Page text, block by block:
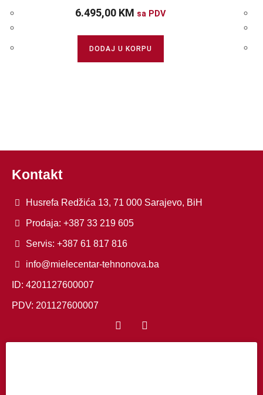
6.495,00 KM sa PDV
DODAJ U KORPU
Kontakt
Husrefa Redžića 13, 71 000 Sarajevo, BiH
Prodaja: +387 33 219 605
Servis: +387 61 817 816
info@mielecentar-tehnonova.ba
ID: 4201127600007
PDV: 201127600007